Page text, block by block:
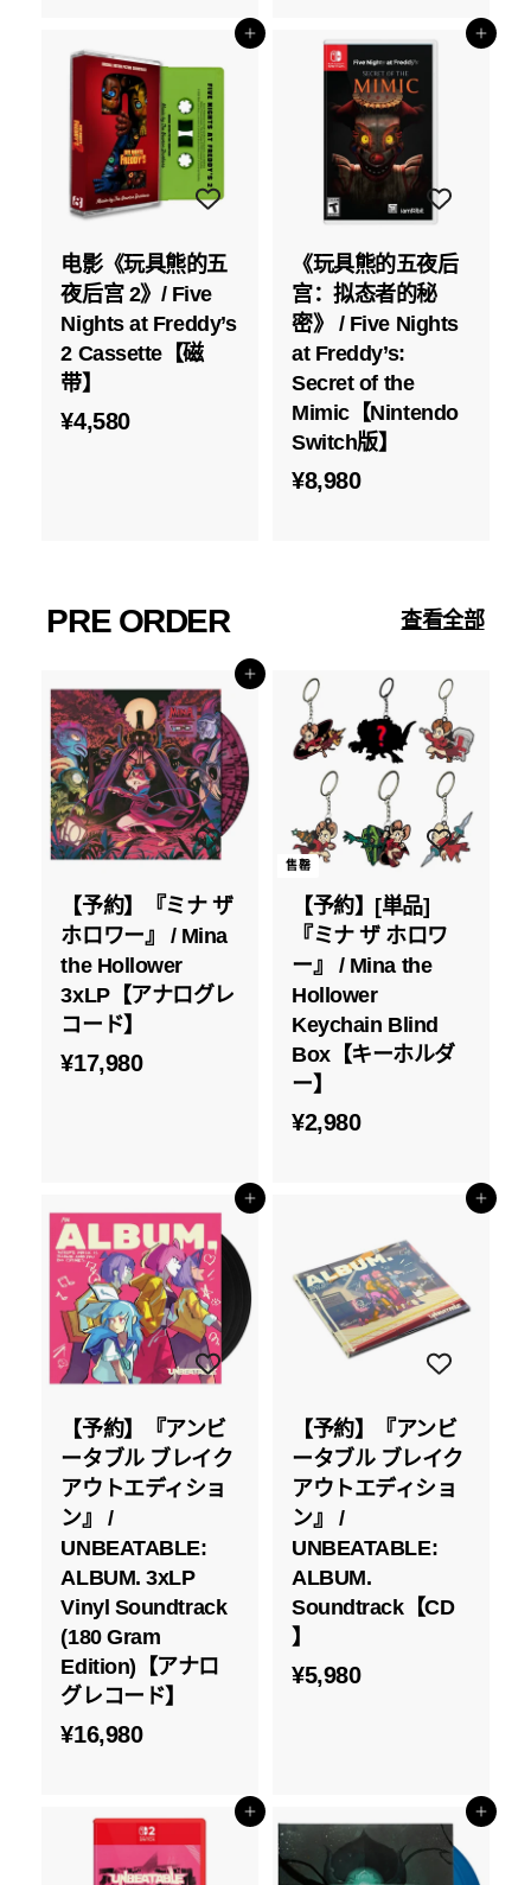
7
8
0
0
添加到购物车
电影《玩具熊的五
夜后宫 2》/ Five
Nights at Freddy’s
2 Cassette【磁
带】
¥4,580¥
添加到购物车
《玩具熊的五夜后
宫：拟态者的秘
密》 / Five Nights
at Freddy’s:
Secret of the
Mimic【Nintendo
Switch版】
¥8,980¥
PRE ORDER 查看全部
添加到购物车
【予約】『ミナ ザ
ホロワー』 / Mina
the Hollower
3xLP【アナログレ
コード】
¥17,980¥
8
0
售罄
【予約】[単品]
『ミナ ザ ホロワ
ー』 / Mina the
Hollower
Keychain Blind
Box【キーホルダ
ー】
¥2,980¥
8
0
添加到购物车
【予約】『アンビ
ータブル ブレイク
アウトエディショ
ン』 /
UNBEATABLE:
ALBUM. 3xLP
Vinyl Soundtrack
(180 Gram
Edition)【アナロ
グレコード】
¥16,980¥
,
9
添加到购物车
【予約】『アンビ
ータブル ブレイク
アウトエディショ
ン』 /
UNBEATABLE:
ALBUM.
Soundtrack【CD
】
¥5,980¥
0
添加到购物车 添加到购物车